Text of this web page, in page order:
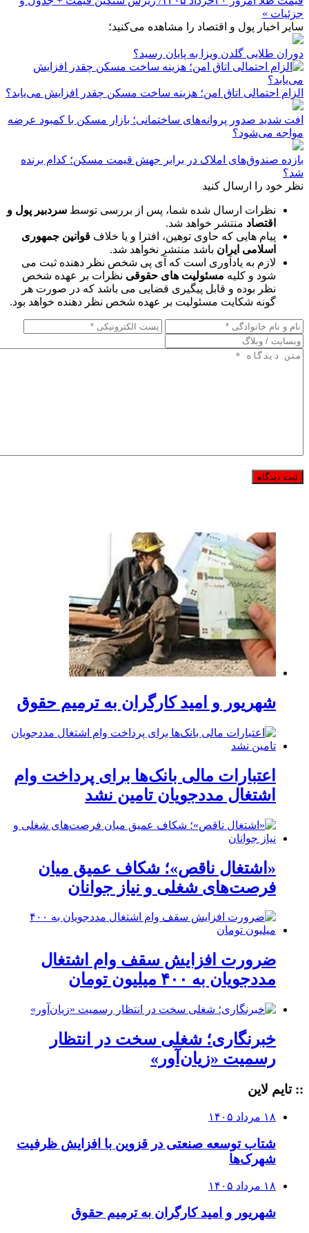
جزئیات »
سایر اخبار پول و اقتصاد را مشاهده می‌کنید؛
دوران طلایی گلدن ویزا به پایان رسید؟
الزام احتمالی اتاق امن؛ هزینه ساخت مسکن چقدر افزایش می‌یابد؟
افت شدید صدور پروانه‌های ساختمانی؛ بازار مسکن با کمبود عرضه
مواجه می‌شود؟
بازده صندوق‌های املاک در برابر جهش قیمت مسکن؛ کدام برنده
شد؟
نظر خود را ارسال کنید
نظرات ارسال شده شما، پس از بررسی توسط سردبیر پول و
اقتصاد منتشر خواهد شد.
پیام هایی که حاوی توهین، افترا و یا خلاف قوانین جمهوری
اسلامی ایران باشد منتشر نخواهد شد.
لازم به یادآوری است که آی پی شخص نظر دهنده ثبت می
شود و کلیه مسئولیت های حقوقی نظرات بر عهده شخص
نظر بوده و قابل پیگیری قضایی می باشد که در صورت هر
گونه شکایت مسئولیت بر عهده شخص نظر دهنده خواهد بود.
شهریور و امید کارگران به ترمیم حقوق
اعتبارات مالی بانک‌ها برای پرداخت وام
اشتغال مددجویان تامین نشد
«اشتغال ناقص»؛ شکاف عمیق میان
فرصت‌های شغلی و نیاز جوانان
ضرورت افزایش سقف وام اشتغال
مددجویان به ۴۰۰ میلیون تومان
خبرنگاری؛ شغلی سخت در انتظار
رسمیت «زیان‌آور»
:: تایم لاین
۱۸ مرداد ۱۴۰۵
شتاب توسعه صنعتی در قزوین با افزایش ظرفیت
شهرک‌ها
۱۸ مرداد ۱۴۰۵
شهریور و امید کارگران به ترمیم حقوق